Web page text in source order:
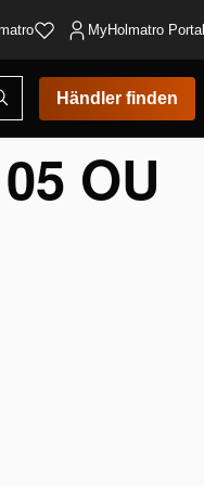
MyHolmatro
Händler finden
OU